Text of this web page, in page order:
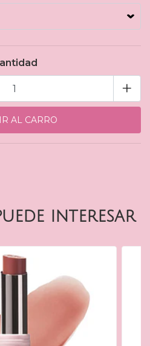
+
interesar